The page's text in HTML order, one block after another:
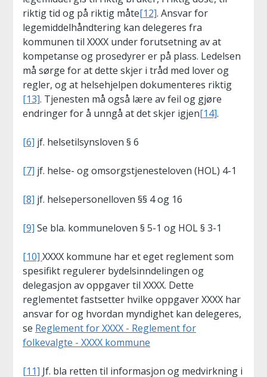
riktig tid og på riktig måte[12]. Ansvar for
legemiddelhåndtering kan delegeres fra
kommunen til XXXX under forutsetning av at
kompetanse og prosedyrer er på plass. Ledelsen
må sørge for at dette skjer i tråd med lover og
regler, og at helsehjelpen dokumenteres riktig
[13]. Tjenesten må også lære av feil og gjøre
endringer for å unngå at det skjer igjen[14].
[6] jf. helsetilsynsloven § 6
[7] jf. helse- og omsorgstjenesteloven (HOL) 4-1
[8] jf. helsepersonelloven §§ 4 og 16
[9] Se bla. kommuneloven § 5-1 og HOL § 3-1
[10] XXXX kommune har et eget reglement som
spesifikt regulerer bydelsinndelingen og
delegasjon av oppgaver til XXXX. Dette
reglementet fastsetter hvilke oppgaver XXXX har
ansvar for og hvordan myndighet kan delegeres,
se Reglement for XXXX - Reglement for
folkevalgte - XXXX kommune
[11] Jf. bla retten til informasjon og medvirkning i